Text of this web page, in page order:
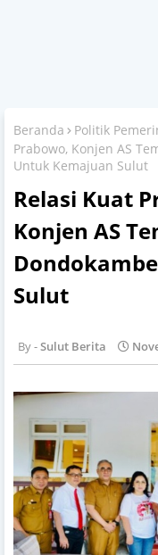
Beranda Politik
Prabowo, Konjen AS
Untuk Kemajuan Sulut
Relasi Kuat
Konjen AS
Sulut
Sulut Berita